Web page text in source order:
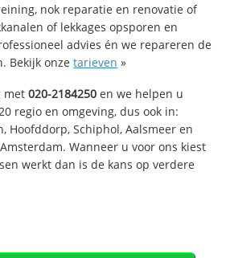
nok reparatie en renovatie of
of lekkages opsporen en
advies én we repareren de
Bekijk onzetarieven »
met020-2184250 en we helpen u
regio en omgeving, dus ook in:
Hoofddorp, Schiphol, Aalsmeer en
Wanneer u voor ons kiest
werkt dan is de kans op verdere